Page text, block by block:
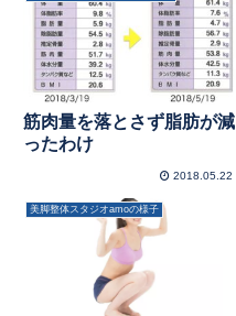
筋肉量を落とさず脂肪が減
ったわけ
2018.05.22
美脚整体スタジオamoの様子